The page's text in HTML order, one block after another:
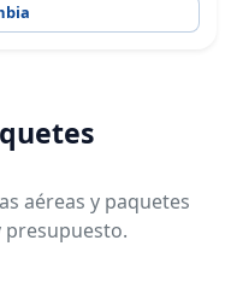
aéreas y paquetes
presupuesto.